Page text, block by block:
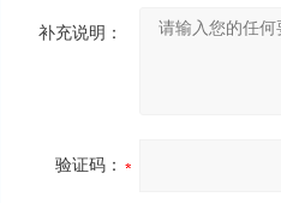
补充说明：
验证码：